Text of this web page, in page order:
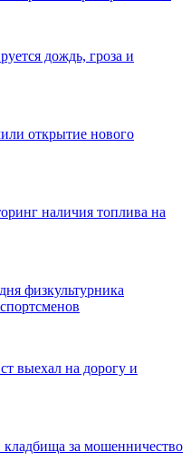
дождь, гроза и
открытие нового
наличия топлива на
физкультурника
выехал на дорогу и
за мошенничество